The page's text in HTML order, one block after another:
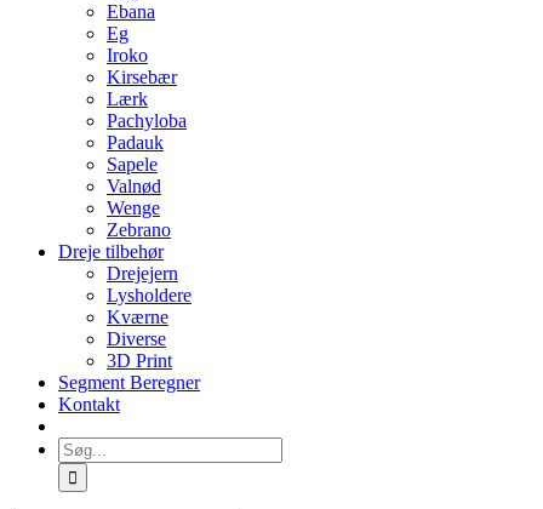
Ebana
Eg
Iroko
Kirsebær
Lærk
Pachyloba
Padauk
Sapele
Valnød
Wenge
Zebrano
Dreje tilbehør
Drejejern
Lysholdere
Kværne
Diverse
3D Print
Segment Beregner
Kontakt
Søg
efter: